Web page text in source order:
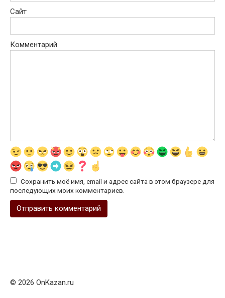
Сайт
Комментарий
Сохранить моё имя, email и адрес сайта в этом браузере для
последующих моих комментариев.
© 2026 OnKazan.ru